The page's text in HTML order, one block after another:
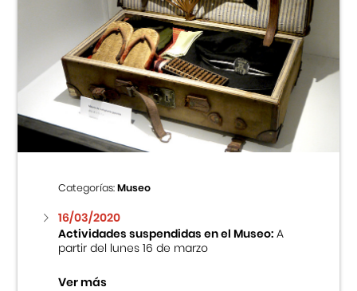
Categorías:Museo
16/03/2020
Actividades suspendidas en el Museo:A
partir del lunes 16 de marzo
Ver más